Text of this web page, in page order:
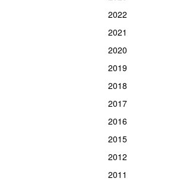
2022
2021
2020
2019
2018
2017
2016
2015
2012
2011